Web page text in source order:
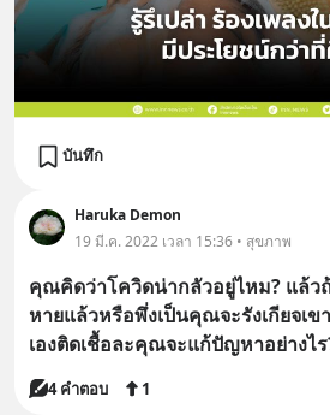
บันทึก
Haruka Demon
19 มี.ค. 2022 เวลา 15:36 • สุขภาพ
คุณคิดว่าโควิดน่ากลัวอยู่ไหม? แล้ว
หายแล้วหรือพึ่งเป็นคุณจะรังเกียจเ
เองติดเชื้อละคุณจะแก้ปัญหาอย่างไ
4 คำตอบ 1